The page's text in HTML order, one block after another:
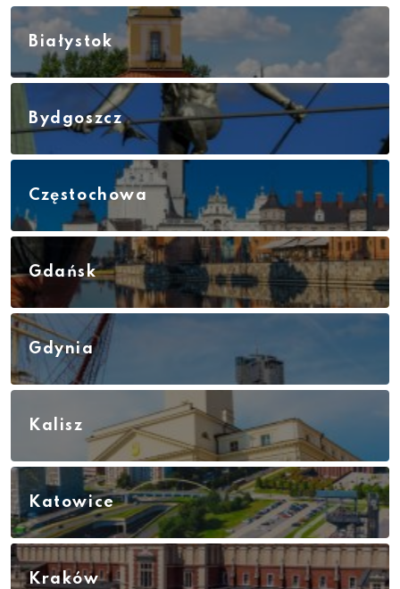
Białystok
Bydgoszcz
Częstochowa
Gdańsk
Gdynia
Kalisz
Katowice
Kraków